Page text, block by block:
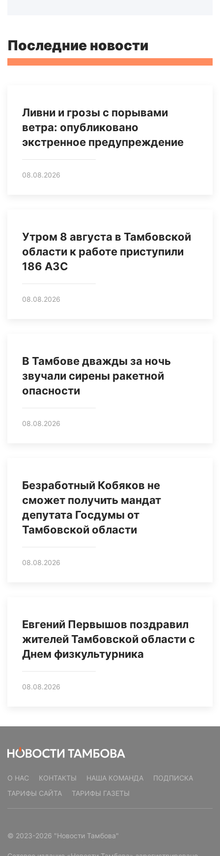
Последние новости
Ливни и грозы с порывами
ветра: опубликовано
экстренное предупреждение
08.08.2026
Утром 8 августа в Тамбовской
области к работе приступили
186 АЗС
08.08.2026
В Тамбове дважды за ночь
звучали сирены ракетной
опасности
08.08.2026
Безработный Кобяков не
сможет получить мандат
депутата Госдумы от
Тамбовской области
08.08.2026
Евгений Первышов поздравил
жителей Тамбовской области с
Днем физкультурника
08.08.2026
О НАС КОНТАКТЫ НАША КОМАНДА
ПОДПИСКА
ТАРИФЫ САЙТА
ТАРИФЫ ГАЗЕТЫ
© 2023-2026 "Новости Тамбова"